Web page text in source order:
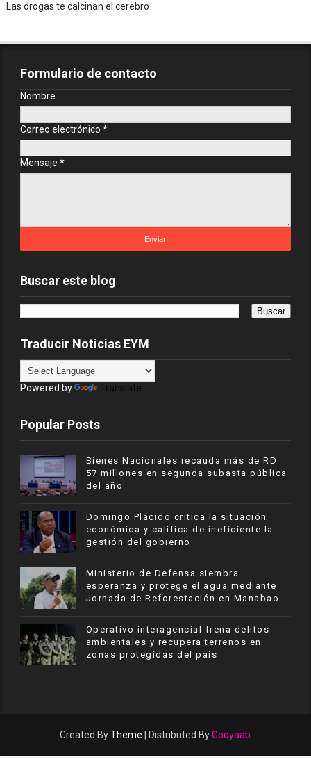
Las drogas te calcinan el cerebro
Formulario de contacto
Nombre
Correo electrónico *
Mensaje *
Buscar este blog
Traducir Noticias EYM
Powered by Translate
Popular Posts
Bienes Nacionales recauda más de RD
57 millones en segunda subasta pública
del año
​Domingo Plácido critica la situación
económica y califica de ineficiente la
gestión del gobierno
Ministerio de Defensa siembra
esperanza y protege el agua mediante
Jornada de Reforestación en Manabao
Operativo interagencial frena delitos
ambientales y recupera terrenos en
zonas protegidas del país
Created ByTheme | Distributed ByGooyaab